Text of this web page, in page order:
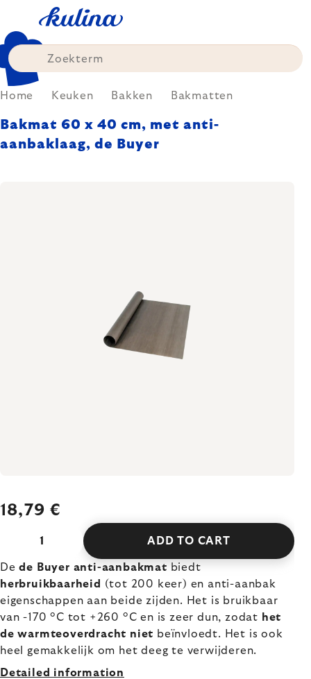
content
Home Keuken Bakken Bakmatten
Bakmat 60 x 40 cm, met anti-
aanbaklaag, de Buyer
18,79 €
ADD TO CART
Dede Buyer anti-aanbakmat biedt
herbruikbaarheid
(tot 200 keer) en anti-aanbak
eigenschappen aan beide zijden. Het is bruikbaar
van -170 °C tot +260 °C en is zeer dun, zodat het
de warmteoverdracht niet beïnvloedt. Het is ook
heel gemakkelijk om het deeg te verwijderen.
Detailed information